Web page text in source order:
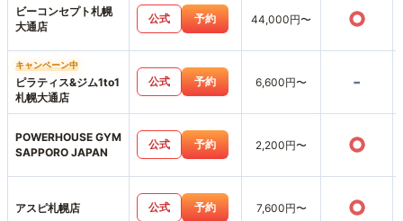
ビーコンセプト札幌
大通店
公式 予約 44,000円〜 ○
キャンペーン中
ピラティス&ジム1to1
札幌大通店
公式 予約 6,600円〜 -
POWERHOUSE GYM
SAPPORO JAPAN
公式 予約 2,200円〜 ○
アスピ札幌店 公式 予約 7,600円〜 ○